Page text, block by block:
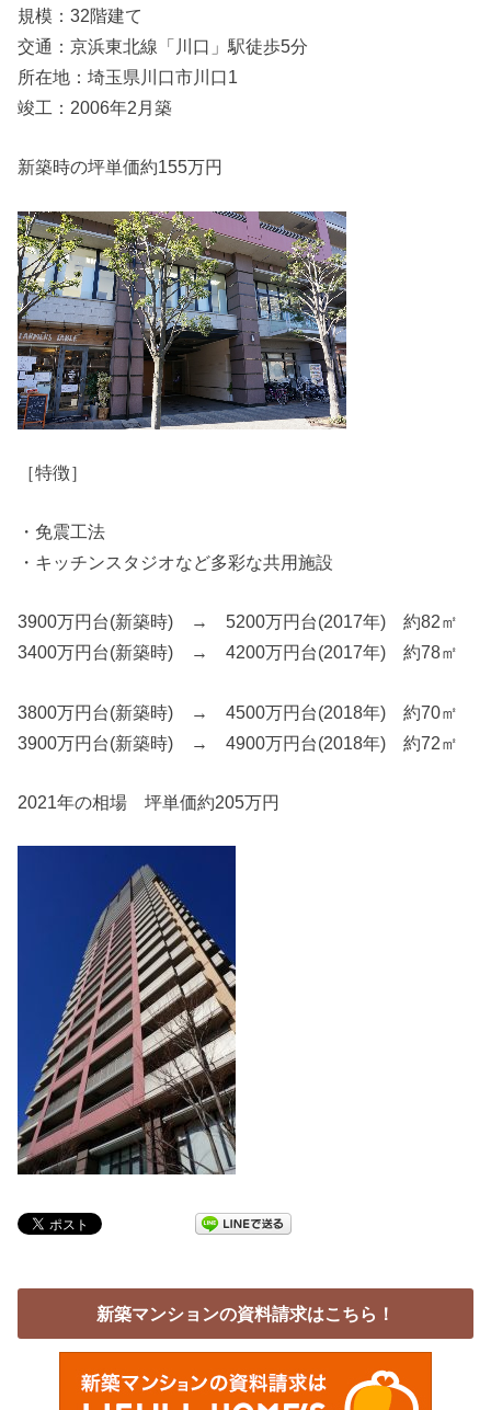
規模：32階建て
交通：京浜東北線「川口」駅徒歩5分
所在地：埼玉県川口市川口1
竣工：2006年2月築
新築時の坪単価約155万円
［特徴］
・免震工法
・キッチンスタジオなど多彩な共用施設
3900万円台(新築時) → 5200万円台(2017年) 約82㎡
3400万円台(新築時) → 4200万円台(2017年) 約78㎡
3800万円台(新築時) → 4500万円台(2018年) 約70㎡
3900万円台(新築時) → 4900万円台(2018年) 約72㎡
2021年の相場 坪単価約205万円
新築マンションの資料請求はこちら！